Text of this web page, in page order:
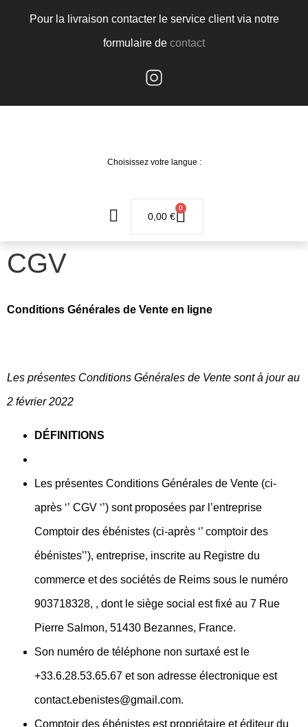
Pour la livraison contacter le service client via notre
formulaire de contact
Choisissez votre langue :
0,00 €
0
CGV
Conditions Générales de Vente en ligne
Les présentes Conditions Générales de Vente sont à jour au
2 février 2022
DÉFINITIONS
Les présentes Conditions Générales de Vente (ci-
après ‘’ CGV ‘’) sont proposées par l’entreprise
Comptoir des ébénistes (ci-après ‘’ comptoir des
ébénistes’’), entreprise, inscrite au Registre du
commerce et des sociétés de Reims sous le numéro
903718328, , dont le siège social est fixé au 7 Rue
Pierre Salmon, 51430 Bezannes, France.
Son numéro de téléphone non surtaxé est le
+33.6.28.53.65.67 et son adresse électronique est
contact.ebenistes@gmail.com.
Comptoir des ébénistes est propriétaire et éditeur du